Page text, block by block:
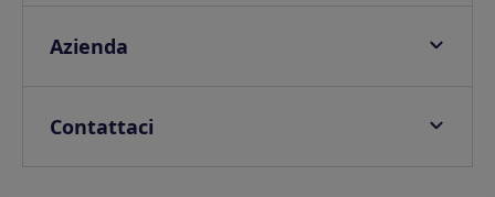
Guide digitali
Guest app personalizzabile
Blog
Azienda
Privacy Policy
Contattaci